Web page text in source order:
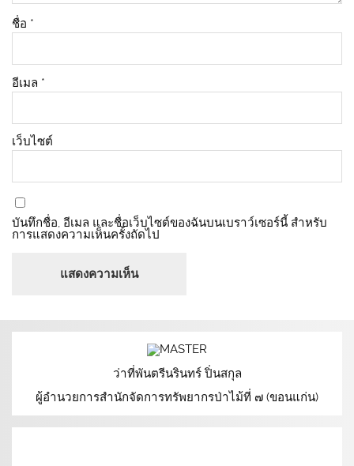
ชื่อ *
อีเมล *
เว็บไซต์
บันทึกชื่อ, อีเมล และชื่อเว็บไซต์ของฉันบนเบราว์เซอร์นี้ สำหรับ
การแสดงความเห็นครั้งถัดไป
ว่าที่พันตรีนรินทร์ ปิ่นสกุล
ผู้อำนวยการสำนักจัดการทรัพยากรป่าไม้ที่ ๗ (ขอนแก่น)